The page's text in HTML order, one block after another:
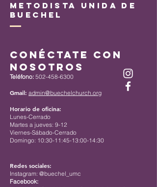
Metodista Unida de
Buechel
Conéctate con
nosotros
Teléfono: 502-458-6300
Gmail: admin@buechelchurch.org
Horario de oficina:
Lunes-Cerrado
Martes a jueves: 9-12
Viernes-Sábado-Cerrado
Domingo: 10:30-11:45-13:00-14:30
Redes sociales:
Instagram: @buechel_umc
Facebook: